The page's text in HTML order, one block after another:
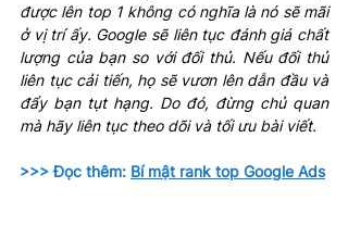
được lên top 1 không có nghĩa là nó sẽ mãi
ở vị trí ấy. Google sẽ liên tục đánh giá chất
lượng của bạn so với đối thủ. Nếu đối thủ
liên tục cải tiến, họ sẽ vươn lên dẫn đầu và
đẩy bạn tụt hạng. Do đó, đừng chủ quan
mà hãy liên tục theo dõi và tối ưu bài viết.
>>> Đọc thêm: Bí mật rank top Google Ads